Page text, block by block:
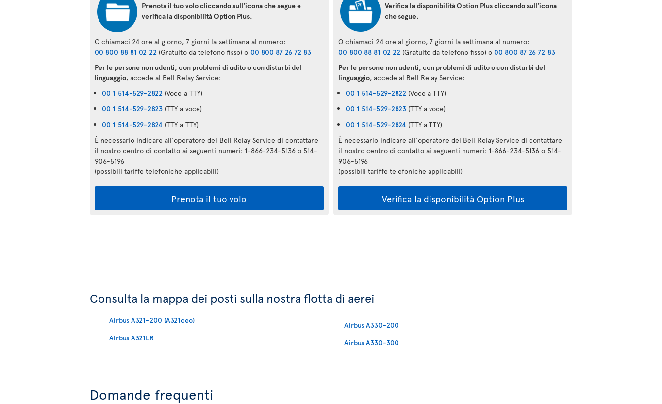
Prenota il tuo volo cliccando sull'icona che segue e
verifica la disponibilità Option Plus.
O chiamaci 24 ore al giorno, 7 giorni la settimana al numero:
00 800 88 81 02 22 (Gratuito da telefono fisso) o 00 800 87 26 72 83
Per le persone non udenti, con problemi di udito o con disturbi del
linguaggio, accede al Bell Relay Service:
00 1 514-529-2822 (Voce a TTY)
00 1 514-529-2823 (TTY a voce)
00 1 514-529-2824 (TTY a TTY)
È necessario indicare all'operatore del Bell Relay Service di contattare
il nostro centro di contatto ai seguenti numeri: 1-866-234-5136 o 514-
906-5196
(possibili tariffe telefoniche applicabili)
Prenota il tuo volo
Verifica la disponibilità Option Plus cliccando sull'icona
che segue.
O chiamaci 24 ore al giorno, 7 giorni la settimana al numero:
00 800 88 81 02 22 (Gratuito da telefono fisso) o 00 800 87 26 72 83
Per le persone non udenti, con problemi di udito o con disturbi del
linguaggio, accede al Bell Relay Service:
00 1 514-529-2822 (Voce a TTY)
00 1 514-529-2823 (TTY a voce)
00 1 514-529-2824 (TTY a TTY)
È necessario indicare all'operatore del Bell Relay Service di contattare
il nostro centro di contatto ai seguenti numeri: 1-866-234-5136 o 514-
906-5196
(possibili tariffe telefoniche applicabili)
Verifica la disponibilità Option Plus
Consulta la mappa dei posti sulla nostra flotta di aerei
Airbus A321-200 (A321ceo)
Airbus A321LR
Airbus A330-200
Airbus A330-300
Domande frequenti